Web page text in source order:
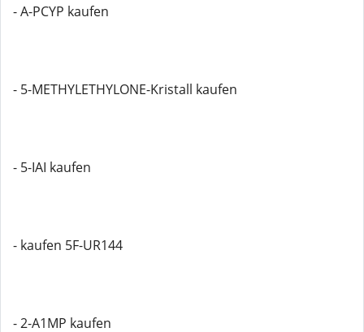
- A-PCYP kaufen
- 5-METHYLETHYLONE-Kristall kaufen
- 5-IAI kaufen
- kaufen 5F-UR144
- 2-A1MP kaufen